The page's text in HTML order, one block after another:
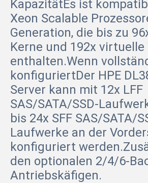
KapazitätEs ist
Xeon Scalable
Generation, die bis zu
Kerne und 192x virtuelle
enthalten.Wenn
konfiguriertDer HPE
Server kann mit 12x LFF
SAS/SATA/SSD-
bis 24x SFF SAS/SATA/
Laufwerke an der
konfiguriert
den optionalen 2/4/6-
Antriebskäfigen.